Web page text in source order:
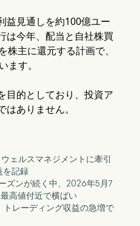
益見通しを約100億ユー
は今年、配当と自社株買
主に還元する計画で、
ます。
目的としており、投資ア
ありません。
ェルスマネジメントに牽引
を記録
ズンが続く中、2026年5月7
高値付近で横ばい
レーディング収益の急増で